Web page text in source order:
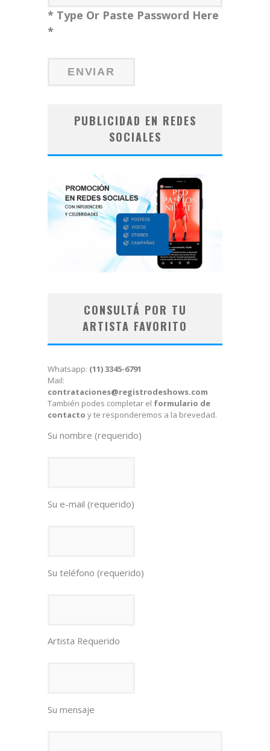
* Type Or Paste Password Here
*
PUBLICIDAD EN REDES
SOCIALES
CONSULTÁ POR TU
ARTISTA FAVORITO
Whatsapp: (11) 3345-6791
Mail:
contrataciones@registrodeshows.com
También podes completar el formulario de
contacto y te responderemos a la brevedad.
Su nombre (requerido)
Su e-mail (requerido)
Su teléfono (requerido)
Artista Requerido
Su mensaje